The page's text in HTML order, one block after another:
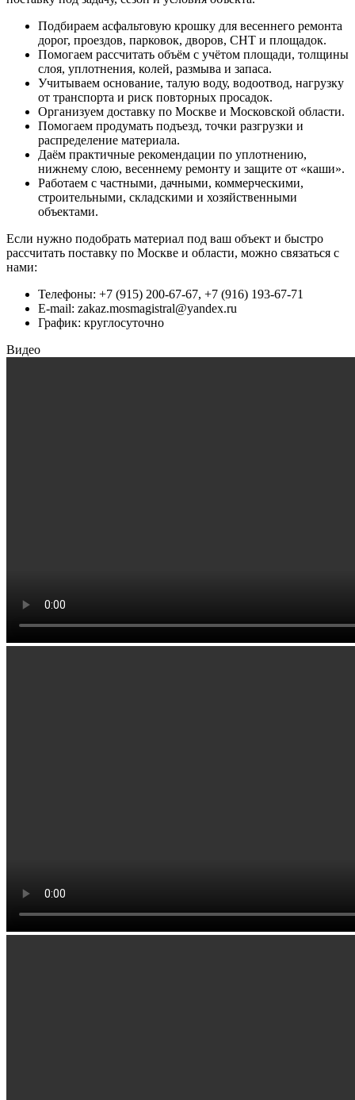
Подбираем асфальтовую крошку для весеннего ремонта
дорог, проездов, парковок, дворов, СНТ и площадок.
Помогаем рассчитать объём с учётом площади, толщины
слоя, уплотнения, колей, размыва и запаса.
Учитываем основание, талую воду, водоотвод, нагрузку
от транспорта и риск повторных просадок.
Организуем доставку по Москве и Московской области.
Помогаем продумать подъезд, точки разгрузки и
распределение материала.
Даём практичные рекомендации по уплотнению,
нижнему слою, весеннему ремонту и защите от «каши».
Работаем с частными, дачными, коммерческими,
строительными, складскими и хозяйственными
объектами.
Если нужно подобрать материал под ваш объект и быстро
рассчитать поставку по Москве и области, можно связаться с
нами:
Телефоны: +7 (915) 200-67-67, +7 (916) 193-67-71
E-mail: zakaz.mosmagistral@yandex.ru
График: круглосуточно
Видео